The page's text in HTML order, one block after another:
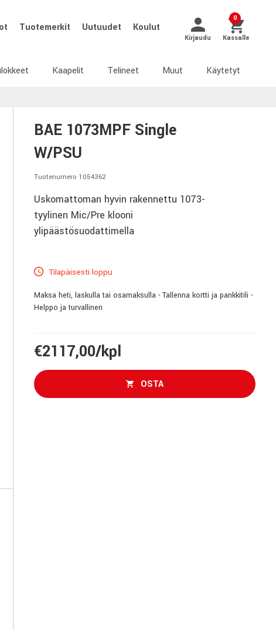
Tuotemerkit Uutuudet Koulut
Kirjaudu
0
Kassalle
Kaapelit Telineet Muut Käytetyt
BAE 1073MPF Single
W/PSU
Tuotenumero 1054362
Uskomattoman hyvin rakennettu 1073-
tyylinen Mic/Pre klooni
ylipäästösuodattimella
Tilapäisesti loppu
Maksa heti, laskulla tai osamaksulla - Tallenna kortti ja pankkitili -
Helppo ja turvallinen
€2117,00/kpl
OSTA